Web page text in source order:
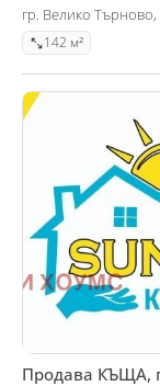
гр. Велико Търново,
142 м²
Продава КЪЩА,